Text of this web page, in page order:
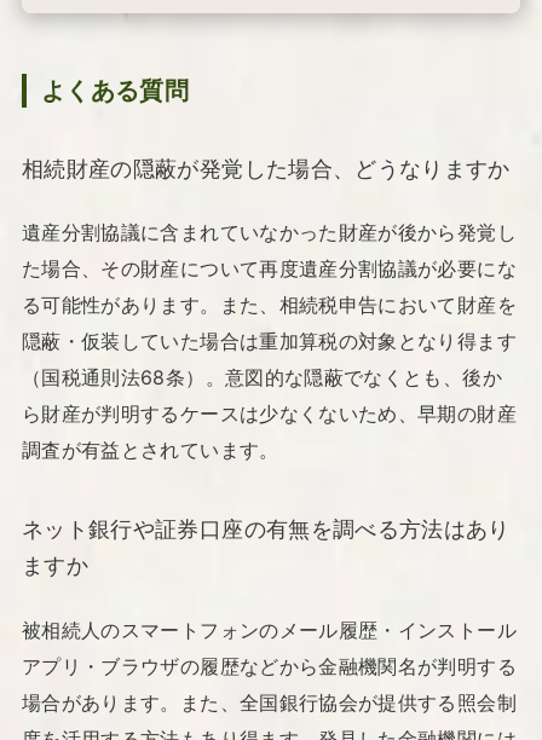
よくある質問
相続財産の隠蔽が発覚した場合、どうなりますか
遺産分割協議に含まれていなかった財産が後から発覚し
た場合、その財産について再度遺産分割協議が必要にな
る可能性があります。また、相続税申告において財産を
隠蔽・仮装していた場合は重加算税の対象となり得ます
（国税通則法68条）。意図的な隠蔽でなくとも、後か
ら財産が判明するケースは少なくないため、早期の財産
調査が有益とされています。
ネット銀行や証券口座の有無を調べる方法はあり
ますか
被相続人のスマートフォンのメール履歴・インストール
アプリ・ブラウザの履歴などから金融機関名が判明する
場合があります。また、全国銀行協会が提供する照会制